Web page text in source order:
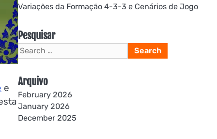
e
Variações da Formação 4-3-3 e Cenários de Jogo
Pesquisar
Search
for:
Arquivo
February 2026
January 2026
December 2025